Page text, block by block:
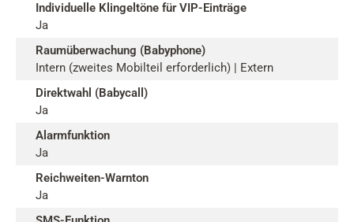
Individuelle Klingeltöne für VIP-Einträge
Ja
Raumüberwachung (Babyphone)
Intern (zweites Mobilteil erforderlich) | Extern
Direktwahl (Babycall)
Ja
Alarmfunktion
Ja
Reichweiten-Warnton
Ja